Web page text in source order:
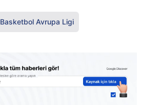
Basketbol Avrupa Ligi